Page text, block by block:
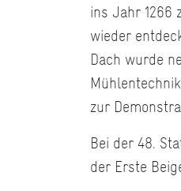
ins Jahr 1266
wieder
Dach wurde
zur
Bei der 48.
der Erste